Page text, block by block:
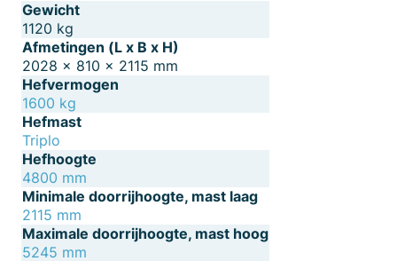
Gewicht
1120 kg
Afmetingen (L x B x H)
2028 × 810 × 2115 mm
Hefvermogen
1600 kg
Hefmast
Triplo
Hefhoogte
4800 mm
Minimale doorrijhoogte, mast laag
2115 mm
Maximale doorrijhoogte, mast hoog
5245 mm